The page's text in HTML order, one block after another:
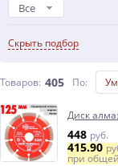
Все
Скрыть подбор
Товаров: 405 По:
Диск
448 руб.
415.90
при